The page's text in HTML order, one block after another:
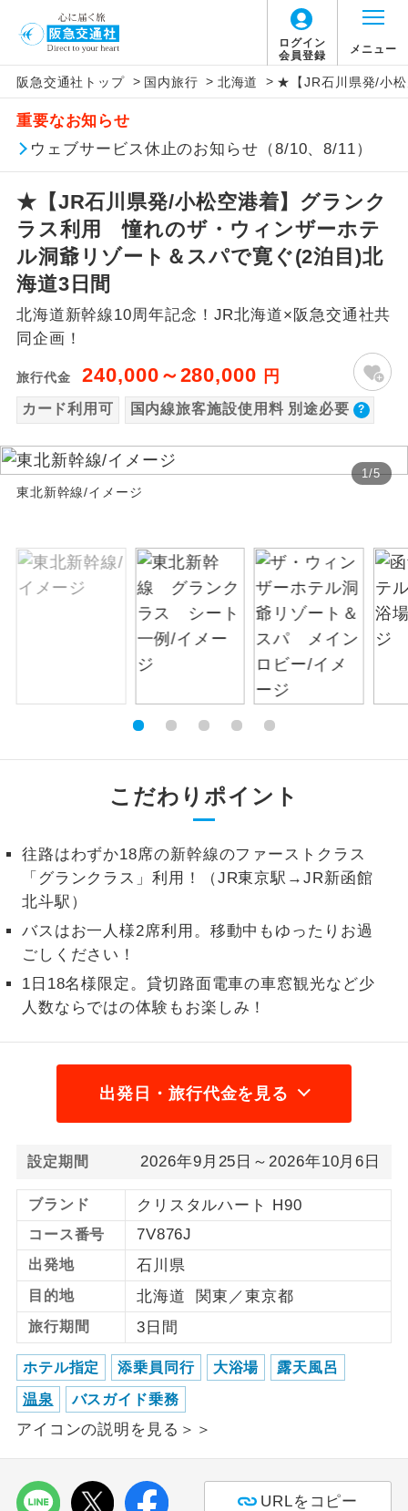
ログイン
会員登録
メニュー
阪急交通社トップ > 国内旅行 > 北海道 > ★【JR石川県発/小
重要なお知らせ
ウェブサービス休止のお知らせ（8/10、8/11）
★【JR石川県発/小松空港着】グランク
ラス利用 憧れのザ・ウィンザーホテ
ル洞爺リゾート＆スパで寛ぐ(2泊目)北
海道3日間
北海道新幹線10周年記念！JR北海道×阪急交通社共
同企画！
旅行代金 240,000～280,000 円
カード利用可 国内線旅客施設使用料 別途必要
1/5
東北新幹線/イメージ
こだわりポイント
往路はわずか18席の新幹線のファーストクラス
「グランクラス」利用！（JR東京駅→JR新函館
北斗駅）
バスはお一人様2席利用。移動中もゆったりお過
ごしください！
1日18名様限定。貸切路面電車の車窓観光など少
人数ならではの体験もお楽しみ！
出発日・旅行代金を見る
設定期間 2026年9月25日～2026年10月6日
ブランド クリスタルハート H90
コース番号 7V876J
出発地 石川県
目的地 北海道 関東／東京都
旅行期間 3日間
ホテル指定 添乗員同行 大浴場 露天風呂
温泉 バスガイド乗務
アイコンの説明を見る＞＞
URLをコピー
【国内旅客施設使用料について】
旅行代金に国内旅客施設使用料は含まれてお
りません。別途お支払いが必要となります。
羽田空港往復：大人900円、子供900円
2026/10/6〜2027/6/4 羽田空港往復：大人
1,160円、子供1,160円
2027/6/5〜 羽田空港往復：大人1,180円、子
供1,180円
新千歳空港片道：大人370円、子供370円
アイコン 説明
添乗員同行
往路出発空港（駅）から復路到着空港
（駅）まで同行します。
現地添乗員同
行
現地到着空港（駅）から最終日出発空港
（駅）まで添乗員が同行します。
バスガイド乗
務
バスガイドが乗務し、車内での観光案内
新コース
世界遺産
ユネスコに登録されている文化遺産や自
然遺産を訪ねるコースです。
絶景スポットに立ち寄るコースです。
温泉
露天風呂
す。
大浴場 ご宿泊ホテルに大浴場が付いています。
全てのお食事が付いていますので、お食
事の心配はいりません。（機内食を除
お部屋にてゆっくりとお召し上がりいた
トラベルイヤ
周りの音を気にせず、ガイドさんの説明
をじっくり聞くことができます。
1名様催行
1名様から出発可能な個人型プランで
す。
2名様催行
す。
おひとり様参
加限定
スです。
金
ご夫婦限定
ご夫婦限定でご参加いただけるコースで
女性限定
す。
年齢制限あり
ご参加にあたり年齢に制限があるコース
です。
航空会社指定
利用航空会社が指定なので、ご出発の計
画にとても便利です。
ホテル指定
ご紹介するホテルを指定したコースで
す。
おひとり様バ
ス2席利用
おひとり様でバス席を2席利⽤できま
す。